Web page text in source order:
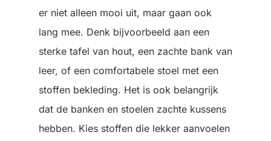
er niet alleen mooi uit, maar gaan ook
lang mee. Denk bijvoorbeeld aan een
sterke tafel van hout, een zachte bank van
leer, of een comfortabele stoel met een
stoffen bekleding. Het is ook belangrijk
dat de banken en stoelen zachte kussens
hebben. Kies stoffen die lekker aanvoelen